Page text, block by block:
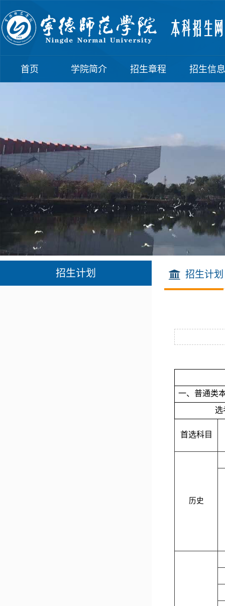
首页 学院简介 招生章程 招生信息
招生计划 招生计划
一、普通类
选
首选科目
历史